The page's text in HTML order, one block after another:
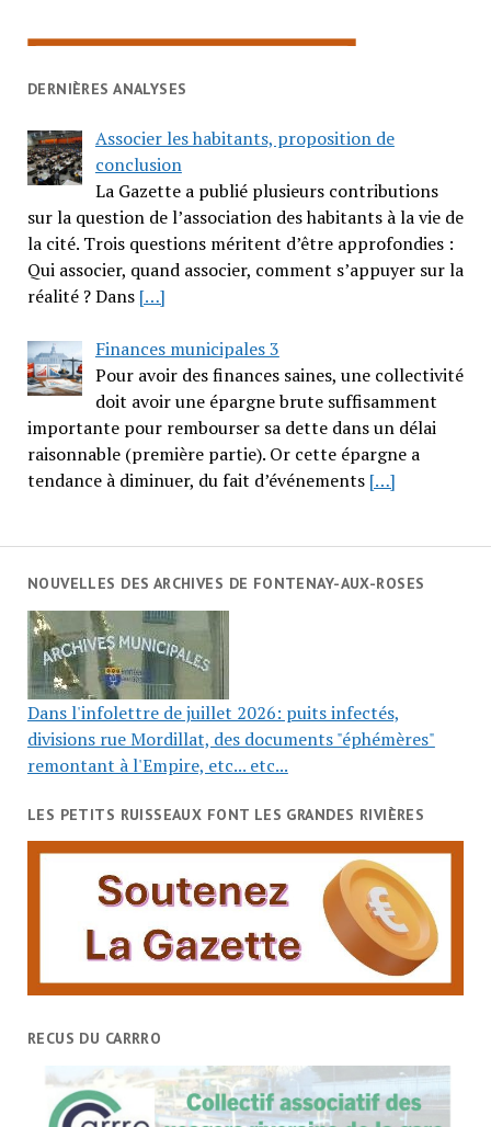
DERNIÈRES ANALYSES
Associer les habitants, proposition de
conclusion
La Gazette a publié plusieurs contributions
sur la question de l’association des habitants à la vie de
la cité. Trois questions méritent d’être approfondies :
Qui associer, quand associer, comment s’appuyer sur la
réalité ? Dans […]
Finances municipales 3
Pour avoir des finances saines, une collectivité
doit avoir une épargne brute suffisamment
importante pour rembourser sa dette dans un délai
raisonnable (première partie). Or cette épargne a
tendance à diminuer, du fait d’événements […]
NOUVELLES DES ARCHIVES DE FONTENAY-AUX-ROSES
Dans l'infolettre de juillet 2026: puits infectés,
divisions rue Mordillat, des documents "éphémères"
remontant à l'Empire, etc... etc...
LES PETITS RUISSEAUX FONT LES GRANDES RIVIÈRES
RECUS DU CARRRO